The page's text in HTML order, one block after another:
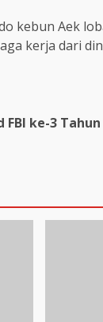
kebun Aek
kerja dari
FBI ke-3